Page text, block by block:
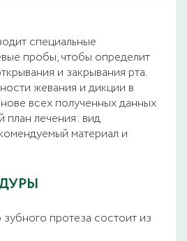
специальные
пробы, чтобы определит
и закрывания рта.
жевания и дикции в
всех полученных данных
план лечения: вид
материал и
протеза состоит из